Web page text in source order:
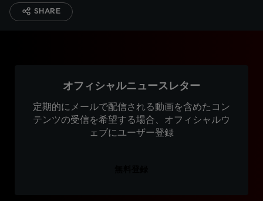
SHARE
オフィシャルニュースレター
定期的にメールで配信される動画を含めたコン
テンツの受信を希望する場合、オフィシャルウ
ェブにユーザー登録